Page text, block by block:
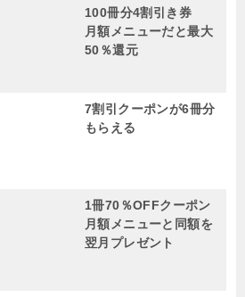
100冊分4割引き券
月額メニューだと最大
50％還元
7割引クーポンが6冊分
もらえる
1冊70％OFFクーポン
月額メニューと同額を
翌月プレゼント